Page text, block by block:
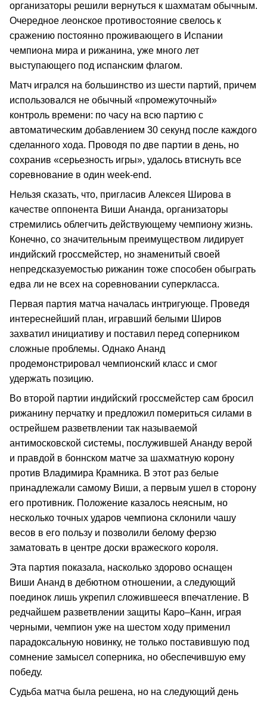
организаторы решили вернуться к шахматам обычным.
Очередное леонское противостояние свелось к
сражению постоянно проживающего в Испании
чемпиона мира и рижанина, уже много лет
выступающего под испанским флагом.
Матч игрался на большинство из шести партий, причем
использовался не обычный «промежуточный»
контроль времени: по часу на всю партию с
автоматическим добавлением 30 секунд после каждого
сделанного хода. Проводя по две партии в день, но
сохранив «серьезность игры», удалось втиснуть все
соревнование в один week-end.
Нельзя сказать, что, пригласив Алексея Широва в
качестве оппонента Виши Ананда, организаторы
стремились облегчить действующему чемпиону жизнь.
Конечно, со значительным преимуществом лидирует
индийский гроссмейстер, но знаменитый своей
непредсказуемостью рижанин тоже способен обыграть
едва ли не всех на соревновании суперкласса.
Первая партия матча началась интригующе. Проведя
интереснейший план, игравший белыми Широв
захватил инициативу и поставил перед соперником
сложные проблемы. Однако Ананд
продемонстрировал чемпионский класс и смог
удержать позицию.
Во второй партии индийский гроссмейстер сам бросил
рижанину перчатку и предложил помериться силами в
острейшем разветвлении так называемой
антимосковской системы, послужившей Ананду верой
и правдой в боннском матче за шахматную корону
против Владимира Крамника. В этот раз белые
принадлежали самому Виши, а первым ушел в сторону
его противник. Положение казалось неясным, но
несколько точных ударов чемпиона склонили чашу
весов в его пользу и позволили белому ферзю
заматовать в центре доски вражеского короля.
Эта партия показала, насколько здорово оснащен
Виши Ананд в дебютном отношении, а следующий
поединок лишь укрепил сложившееся впечатление. В
редчайшем разветвлении защиты Каро–Канн, играя
черными, чемпион уже на шестом ходу применил
парадоксальную новинку, не только поставившую под
сомнение замысел соперника, но обеспечившую ему
победу.
Судьба матча была решена, но на следующий день